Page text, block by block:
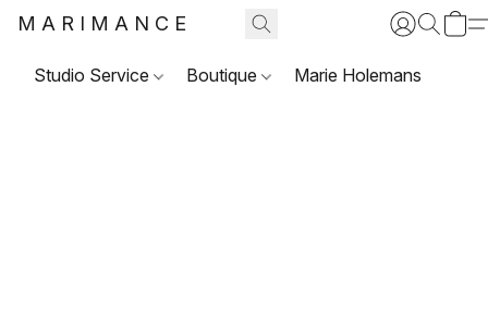
MARIMANCE
Studio Service Boutique Marie Holemans